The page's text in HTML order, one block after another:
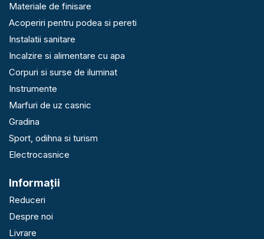
Materiale de finisare
Acoperiri pentru podea si pereti
Instalatii sanitare
Incalzire si alimentare cu apa
Corpuri si surse de iluminat
Instrumente
Marfuri de uz casnic
Gradina
Sport, odihna si turism
Electrocasnice
Informaţii
Reduceri
Despre noi
Livrare